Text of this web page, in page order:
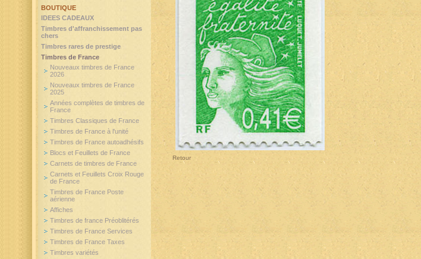
Retour
BOUTIQUE
IDEES CADEAUX
Timbres d'affranchissement pas
chers
Timbres rares de prestige
Timbres de France
Nouveaux timbres de France
2026
Nouveaux timbres de France
2025
Années complètes de timbres de
France
Timbres Classiques de France
Timbres de France à l'unité
Timbres de France autoadhésifs
Blocs et Feuillets de France
Carnets de timbres de France
Carnets et Feuillets Croix Rouge
de France
Timbres de France Poste
aérienne
Affiches
Timbres de france Préoblitérés
Timbres de France Services
Timbres de France Taxes
Timbres variétés